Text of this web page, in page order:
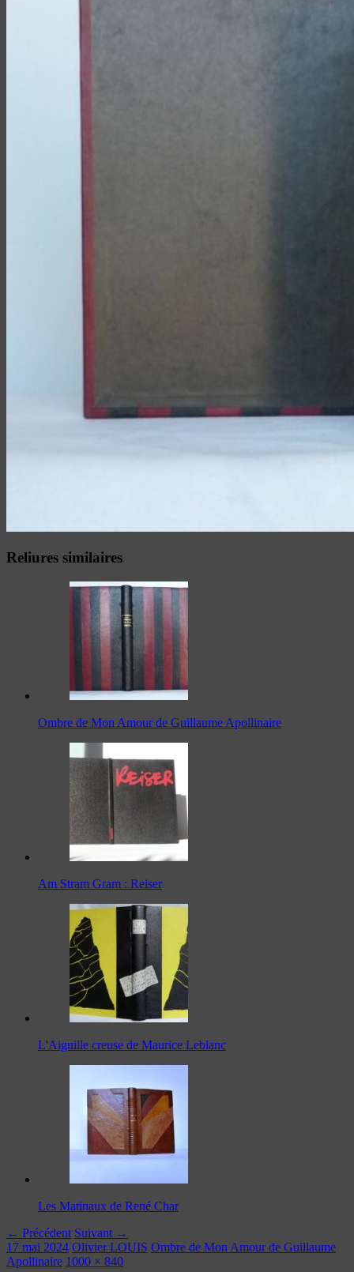
Reliures similaires
Ombre de Mon Amour de Guillaume Apollinaire
Am Stram Gram : Reiser
L'Aiguille creuse de Maurice Leblanc
Les Matinaux de René Char
← Précédent Suivant →
17 mai 2024 Olivier LOUIS Ombre de Mon Amour de Guillaume
Apollinaire 1000 × 840